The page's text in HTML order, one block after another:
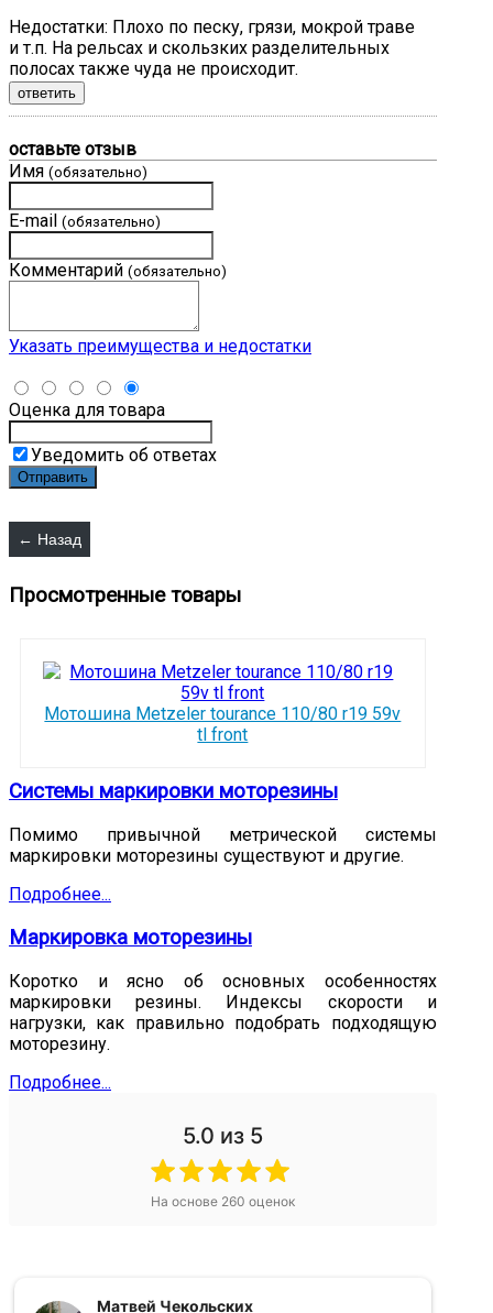
Недостатки: Плохо по песку, грязи, мокрой траве
и т.п. На рельсах и скользких разделительных
полосах также чуда не происходит.
ответить
оставьте отзыв
Имя (обязательно)
E-mail (обязательно)
Комментарий (обязательно)
Указать преимущества и недостатки
Оценка для товара
Уведомить об ответах
Просмотренные товары
Мотошина Metzeler tourance 110/80 r19 59v
tl front
Системы маркировки моторезины
Помимо привычной метрической системы
маркировки моторезины существуют и другие.
Подробнее...
Маркировка моторезины
Коротко и ясно об основных особенностях
маркировки резины. Индексы скорости и
нагрузки, как правильно подобрать подходящую
моторезину.
Подробнее...
5.0 из 5
На основе 260 оценок
Матвей Чекольских